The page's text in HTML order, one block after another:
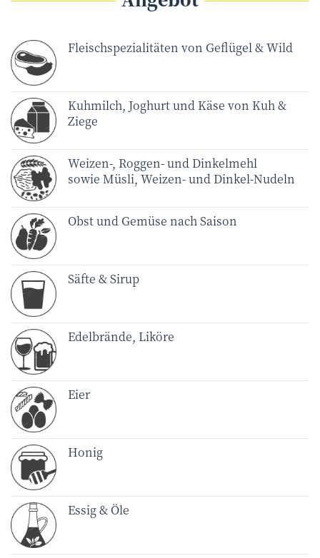
Fleischspezialitäten von Geflügel & Wild
Kuhmilch, Joghurt und Käse von Kuh &
Ziege
Weizen-, Roggen- und Dinkelmehl
sowie Müsli, Weizen- und Dinkel-Nudeln
Obst und Gemüse nach Saison
Säfte & Sirup
Edelbrände, Liköre
Eier
Honig
Essig & Öle